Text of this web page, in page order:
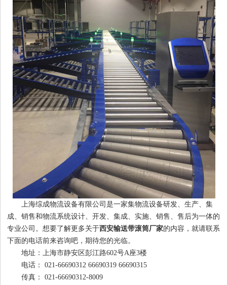
上海综成物流设备有限公司是一家集物流设备研发、生产、集
成、销售和物流系统设计、开发、集成、实施、销售、售后为一体的
专业公司。想要了解更多关于西安输送带滚筒厂家的内容，就请联系
下面的电话前来咨询吧，期待您的光临。
地址：上海市静安区彭江路602号A座3楼
电话： 021-66690312 66690319 66690315
传真： 021-66690312-8009